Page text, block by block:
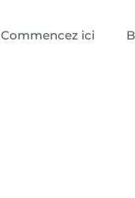
Commencez ici